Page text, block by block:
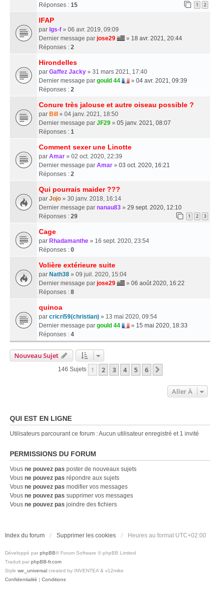
Réponses : 15 1 2
IFAP
par lgs-f » 06 avr. 2019, 09:09
Dernier message par jose29 » 18 avr. 2021, 20:44
Réponses : 2
Hirondelles
par Gaffez Jacky » 31 mars 2021, 17:40
Dernier message par gould 44 » 04 avr. 2021, 09:39
Réponses : 2
Conure très jalouse et autre oiseau possible ?
par Bill » 04 janv. 2021, 18:50
Dernier message par JF29 » 05 janv. 2021, 08:07
Réponses : 1
Comment sexer une Linotte
par Amar » 02 oct. 2020, 22:39
Dernier message par Amar » 03 oct. 2020, 16:21
Réponses : 2
Qui pourrais maider ???
par Jojo » 30 janv. 2018, 16:14
Dernier message par nanau83 » 29 sept. 2020, 12:10
Réponses : 29 1 2 3
Cage
par Rhadamanthe » 16 sept. 2020, 23:54
Réponses : 0
Volière extérieure suite
par Nath38 » 09 juil. 2020, 15:04
Dernier message par jose29 » 06 août 2020, 16:22
Réponses : 8
quinoa
par cricri59(christian) » 13 mai 2020, 09:54
Dernier message par gould 44 » 15 mai 2020, 18:33
Réponses : 4
Nouveau Sujet
146 Sujets 1 2 3 4 5 6
Aller À
QUI EST EN LIGNE
Utilisateurs parcourant ce forum : Aucun utilisateur enregistré et 1 invité
PERMISSIONS DU FORUM
Vous ne pouvez pas poster de nouveaux sujets
Vous ne pouvez pas répondre aux sujets
Vous ne pouvez pas modifier vos messages
Vous ne pouvez pas supprimer vos messages
Vous ne pouvez pas joindre des fichiers
Index du forum Supprimer les cookies Heures au format UTC+02:00
Développé par phpBB® Forum Software © phpBB Limited
Traduit par phpBB-fr.com
Style we_universal created by INVENTEA & v12mike
Confidentialité | Conditions